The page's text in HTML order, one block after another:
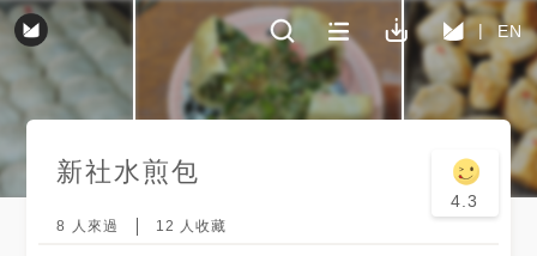
EN
新社水煎包
4.3
8 人來過 12 人收藏